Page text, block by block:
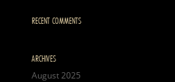
RECENT COMMENTS
ARCHIVES
August 2025